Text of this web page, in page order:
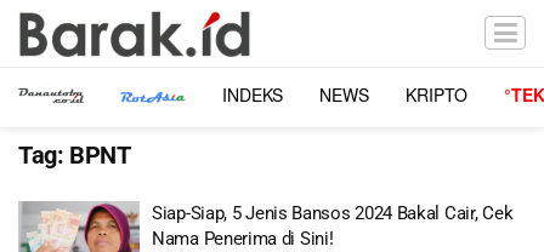
INDEKS NEWS KRIPTO
Tag: BPNT
Siap-Siap, 5 Jenis Bansos 2024 Bakal Cair, Cek
Nama Penerima di Sini!